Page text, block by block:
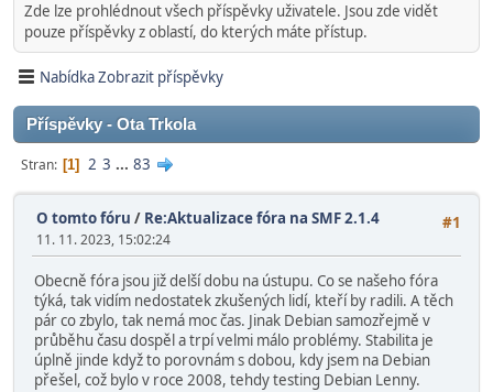
Zde lze prohlédnout všech příspěvky uživatele. Jsou zde vidět
pouze příspěvky z oblastí, do kterých máte přístup.
Nabídka Zobrazit příspěvky
Příspěvky - Ota Trkola
Stran 1 2 3 ... 83
#1
O tomto fóru / Re:Aktualizace fóra na SMF 2.1.4
11. 11. 2023, 15:02:24
Obecně fóra jsou již delší dobu na ústupu. Co se našeho fóra
týká, tak vidím nedostatek zkušených lidí, kteří by radili. A těch
pár co zbylo, tak nemá moc čas. Jinak Debian samozřejmě v
průběhu času dospěl a trpí velmi málo problémy. Stabilita je
úplně jinde když to porovnám s dobou, kdy jsem na Debian
přešel, což bylo v roce 2008, tehdy testing Debian Lenny.